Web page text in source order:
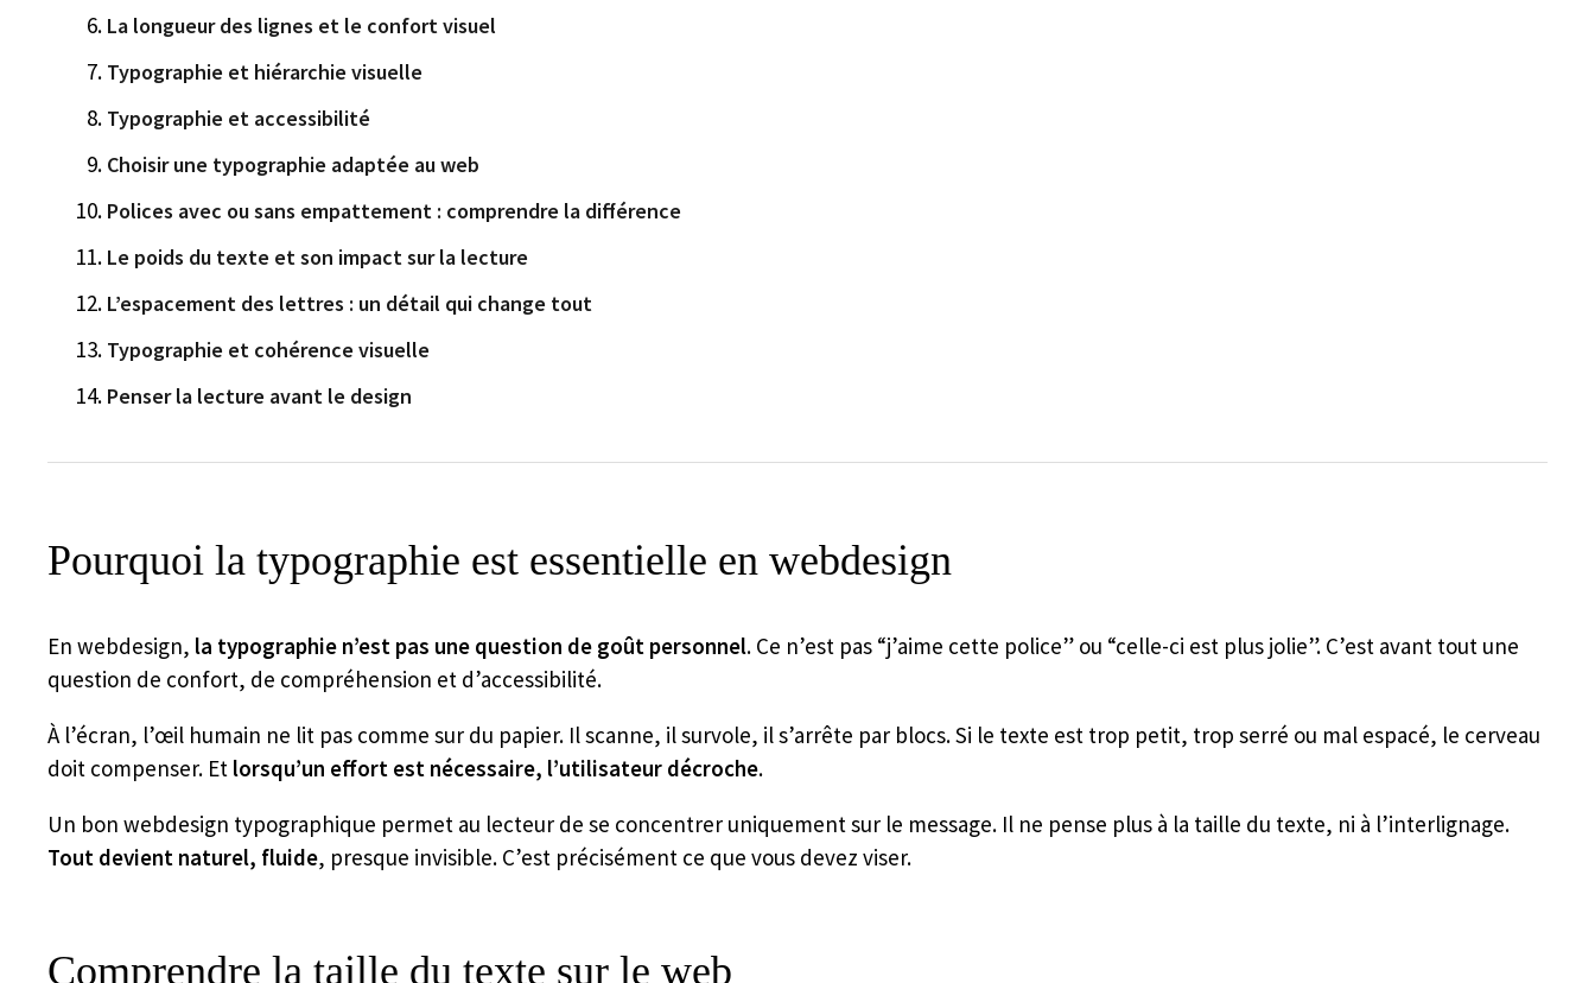
La longueur des lignes et le confort visuel
Typographie et hiérarchie visuelle
Typographie et accessibilité
Choisir une typographie adaptée au web
Polices avec ou sans empattement : comprendre la différence
Le poids du texte et son impact sur la lecture
L’espacement des lettres : un détail qui change tout
Typographie et cohérence visuelle
Penser la lecture avant le design
Pourquoi la typographie est essentielle en webdesign
En webdesign, la typographie n’est pas une question de goût personnel. Ce n’est pas “j’aime cette police” ou “celle-ci est plus jolie”. C’est avant tout une
question de confort, de compréhension et d’accessibilité.
À l’écran, l’œil humain ne lit pas comme sur du papier. Il scanne, il survole, il s’arrête par blocs. Si le texte est trop petit, trop serré ou mal espacé, le cerveau
doit compenser. Et lorsqu’un effort est nécessaire, l’utilisateur décroche.
Un bon webdesign typographique permet au lecteur de se concentrer uniquement sur le message. Il ne pense plus à la taille du texte, ni à l’interlignage.
Tout devient naturel, fluide, presque invisible. C’est précisément ce que vous devez viser.
Comprendre la taille du texte sur le web